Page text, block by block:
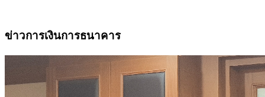
ข่าวการเงินการธนาคาร